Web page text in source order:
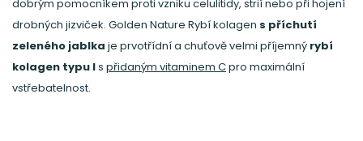
dobrým pomocníkem proti vzniku celulitidy, strií nebo při hojení
drobných jizviček. Golden Nature Rybí kolagen s příchutí
zeleného jablka je prvotřídní a chuťově velmi příjemný rybí
kolagen typu Is přidaným vitaminem Cpro maximální
vstřebatelnost.